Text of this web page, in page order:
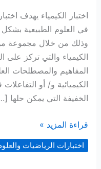
اختبار الكيمياء يهدف
في العلوم الطبيعية
وذلك من خلال مجموعة
الكيمياء والتي تركز على
المفاهيم والمصطلحات
الكيميائية و/ أو
الخفيفة التي يمكن حلها
اختبار
الكيمياء
قراءة المزيد »
اختبارات الرياضيات